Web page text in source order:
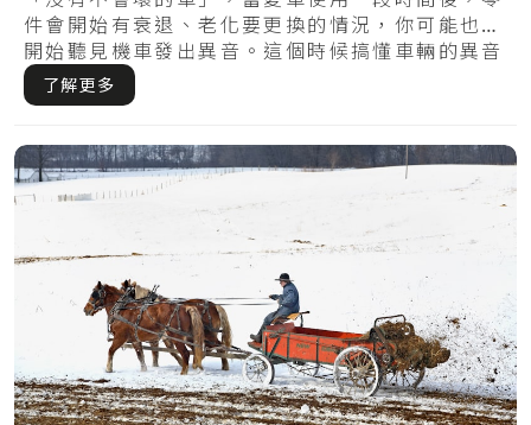
件會開始有衰退、老化要更換的情況，你可能也會
開始聽見機車發出異音。這個時候搞懂車輛的異音
就相.....
了解更多